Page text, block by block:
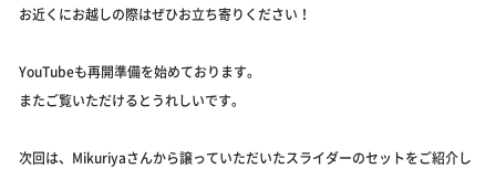
お近くにお越しの際はぜひお立ち寄りください！
YouTubeも再開準備を始めております。
またご覧いただけるとうれしいです。
次回は、Mikuriyaさんから譲っていただいたスライダーのセットをご紹介し